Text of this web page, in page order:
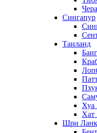
Сингапур
Таиланд
Хуа
Хат
Шри